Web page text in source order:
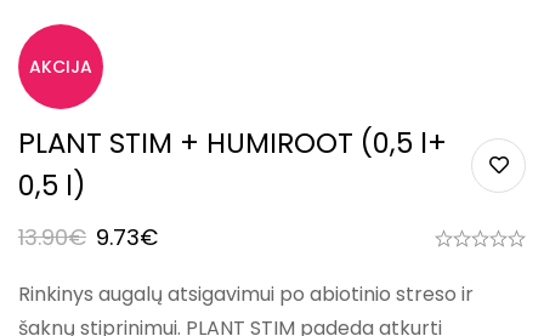
PLANT STIM + HUMIROOT (0,5 l+
0,5 l)
13.90€ 9.73€
Rinkinys augalų atsigavimui po abiotinio streso ir
šaknų stiprinimui. PLANT STIM padeda atkurti